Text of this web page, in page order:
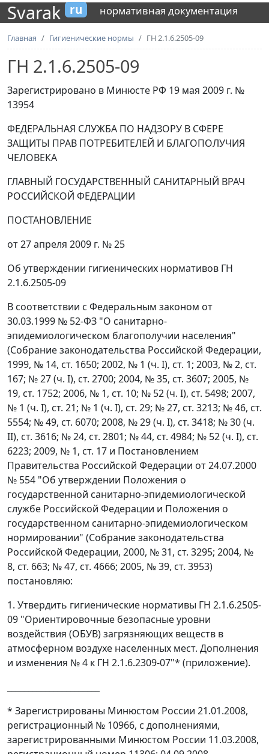
Svarak ru нормативная документация
Главная Гигиенические нормы ГН 2.1.6.2505-09
ГН 2.1.6.2505-09
Зарегистрировано в Минюсте РФ 19 мая 2009 г. №
13954
ФЕДЕРАЛЬНАЯ СЛУЖБА ПО НАДЗОРУ В СФЕРЕ
ЗАЩИТЫ ПРАВ ПОТРЕБИТЕЛЕЙ И БЛАГОПОЛУЧИЯ
ЧЕЛОВЕКА
ГЛАВНЫЙ ГОСУДАРСТВЕННЫЙ САНИТАРНЫЙ ВРАЧ
РОССИЙСКОЙ ФЕДЕРАЦИИ
ПОСТАНОВЛЕНИЕ
от 27 апреля 2009 г. № 25
Об утверждении гигиенических нормативов ГН
2.1.6.2505-09
В соответствии с Федеральным законом от
30.03.1999 № 52-ФЗ "О санитарно-
эпидемиологическом благополучии населения"
(Собрание законодательства Российской Федерации,
1999, № 14, ст. 1650; 2002, № 1 (ч. I), ст. 1; 2003, № 2, ст.
167; № 27 (ч. I), ст. 2700; 2004, № 35, ст. 3607; 2005, №
19, ст. 1752; 2006, № 1, ст. 10; № 52 (ч. I), ст. 5498; 2007,
№ 1 (ч. I), ст. 21; № 1 (ч. I), ст. 29; № 27, ст. 3213; № 46, ст.
5554; № 49, ст. 6070; 2008, № 29 (ч. I), ст. 3418; № 30 (ч.
II), ст. 3616; № 24, ст. 2801; № 44, ст. 4984; № 52 (ч. I), ст.
6223; 2009, № 1, ст. 17 и Постановлением
Правительства Российской Федерации от 24.07.2000
№ 554 "Об утверждении Положения о
государственной санитарно-эпидемиологической
службе Российской Федерации и Положения о
государственном санитарно-эпидемиологическом
нормировании" (Собрание законодательства
Российской Федерации, 2000, № 31, ст. 3295; 2004, №
8, ст. 663; № 47, ст. 4666; 2005, № 39, ст. 3953)
постановляю:
1. Утвердить гигиенические нормативы ГН 2.1.6.2505-
09 "Ориентировочные безопасные уровни
воздействия (ОБУВ) загрязняющих веществ в
атмосферном воздухе населенных мест. Дополнения
и изменения № 4 к ГН 2.1.6.2309-07"* (приложение).
* Зарегистрированы Минюстом России 21.01.2008,
регистрационный № 10966, с дополнениями,
зарегистрированными Минюстом России 11.03.2008,